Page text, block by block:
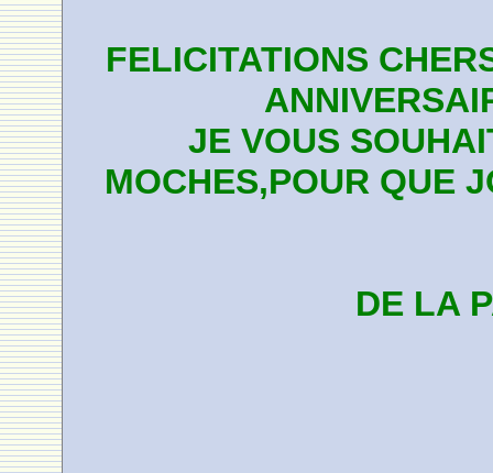
FELICITATIONS
JE VOUS
MOCHES,POUR QUE
DE LA